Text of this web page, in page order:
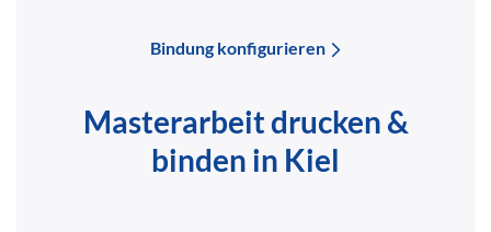
Bindung konfigurieren
Masterarbeit drucken &
binden in Kiel